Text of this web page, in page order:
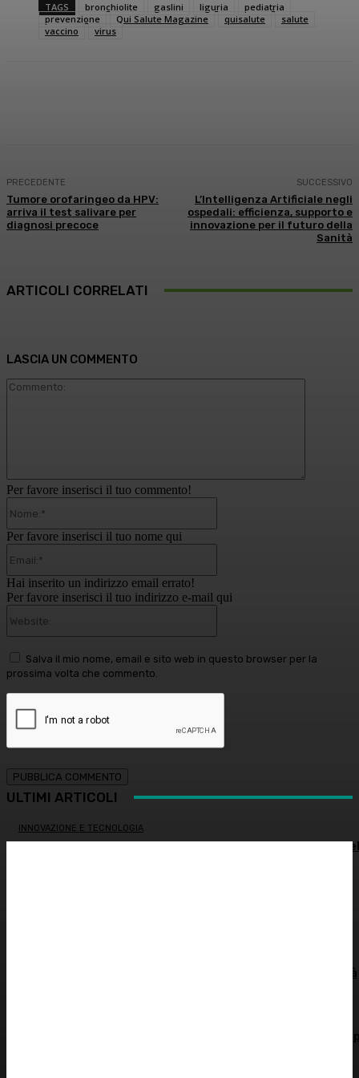
TAGS bronchiolite gaslini liguria
pediatria
prevenzione
Qui Salute Magazine quisalute
salute
vaccino
virus
PRECEDENTE
Tumore orofaringeo da HPV:
arriva il test salivare per
diagnosi precoce
SUCCESSIVO
L’Intelligenza Artificiale negli
ospedali: efficienza, supporto e
innovazione per il futuro della
Sanità
ARTICOLI CORRELATI
LASCIA UN COMMENTO
Per favore inserisci il tuo commento!
Per favore inserisci il tuo nome qui
Hai inserito un indirizzo email errato!
Per favore inserisci il tuo indirizzo e-mail qui
Salva il mio nome, email e sito web in questo browser per la
prossima volta che commento.
ULTIMI ARTICOLI
INNOVAZIONE E TECNOLOGIA
SHARE4MED, dati e governance per misurare la salute del
Siccità record, il Po a secco. Autorità di bacino: “Severità
L’innovazione che protegge dal sole: le nuove tecnologie